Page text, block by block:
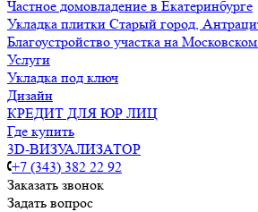
Частное домовладение в Екатеринбурге
Укладка плитки Старый город,
Благоустройство участка на
Услуги
Укладка под ключ
Дизайн
КРЕДИТ ДЛЯ ЮР ЛИЦ
Где купить
3D-ВИЗУАЛИЗАТОР
+7 (343) 382 22 92
Заказать звонок
Задать вопрос